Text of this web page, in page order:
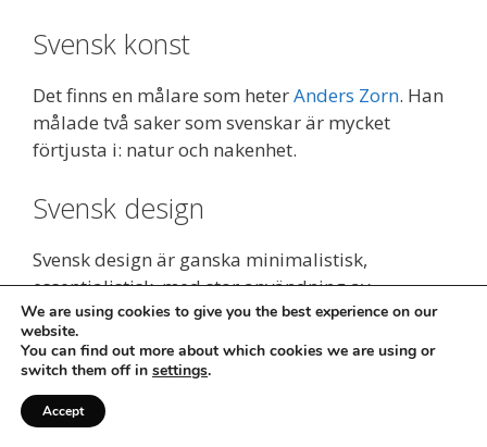
Svensk konst
Det finns en målare som heterAnders Zorn. Han
målade två saker som svenskar är mycket
förtjusta i: natur och nakenhet.
Svensk design
Svensk design är ganska minimalistisk,
essentialistisk, med stor användning av
naturmaterial. Och nedtonade färger.
Svenskar är duktiga på att designa möbler. Och
sedan packas den i platta paket för enkel
transport.
We are using cookies to give you the best experience on our
website.
You can find out more about which cookies we are using or
switch them off in settings.
Accept